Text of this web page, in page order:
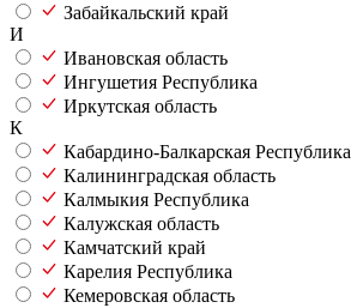
Забайкальский край
И
Ивановская область
Ингушетия Республика
Иркутская область
К
Кабардино-Балкарская Республика
Калининградская область
Калмыкия Республика
Калужская область
Камчатский край
Карелия Республика
Кемеровская область